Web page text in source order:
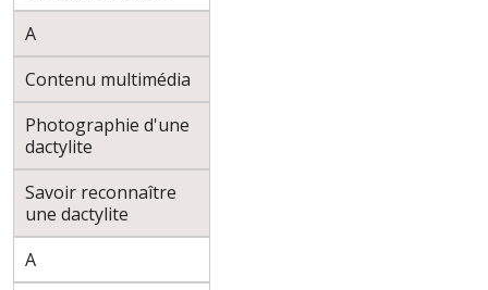
A
Contenu multimédia
Photographie d'une
dactylite
Savoir reconnaître
une dactylite
A